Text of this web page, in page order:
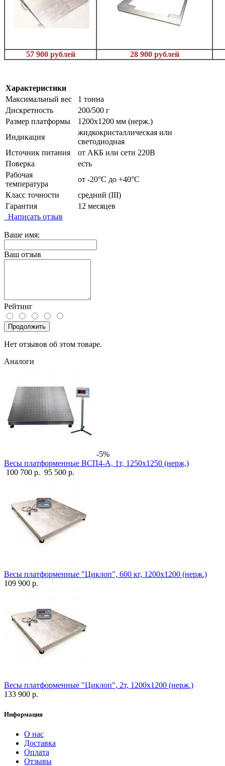
57 900 рублей 28 900 рублей
Характеристики
Максимальный вес
1 тонна
Дискретность
200/500 г
Размер платформы
1200х1200 мм (нерж.)
Индикация
жидкокристаллическая или
светодиодная
Источник питания
от АКБ или сети 220В
Поверка
есть
Рабочая
температура
от -20°C до +40°C
Класс точности
средний (III)
Гарантия
12 месяцев
Написать отзыв
Ваше имя:
Ваш отзыв
Рейтинг
Продолжить
Нет отзывов об этом товаре.
Аналоги
-5%
Весы платформенные ВСП4-А, 1т, 1250х1250 (нерж,)
100 700 р. 95 500 р.
Весы платформенные "Циклоп", 600 кг, 1200х1200 (нерж.)
109 900 р.
Весы платформенные "Циклоп", 2т, 1200х1200 (нерж.)
133 900 р.
Информация
О нас
Доставка
Оплата
Отзывы